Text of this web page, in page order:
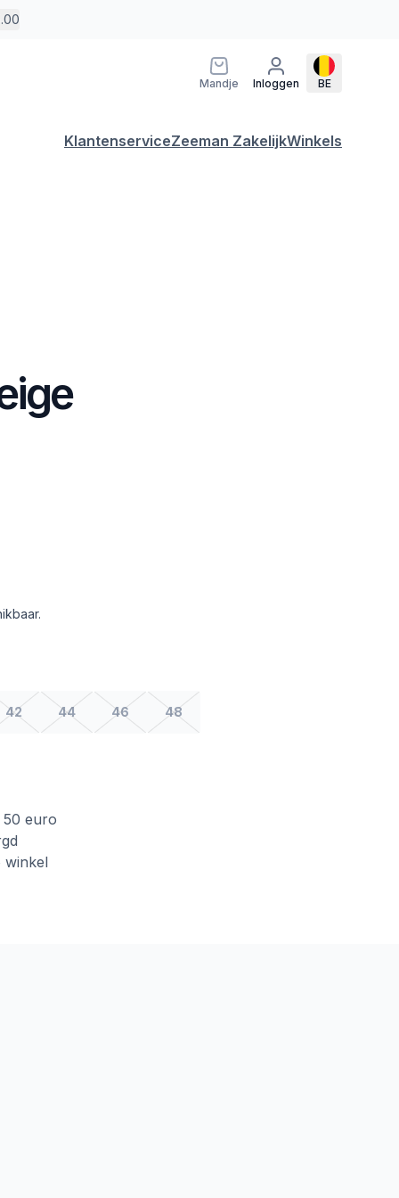
Mandje Inloggen BE
KlantenserviceZeeman ZakelijkWinkels
42 44 46 48
50 euro
winkel